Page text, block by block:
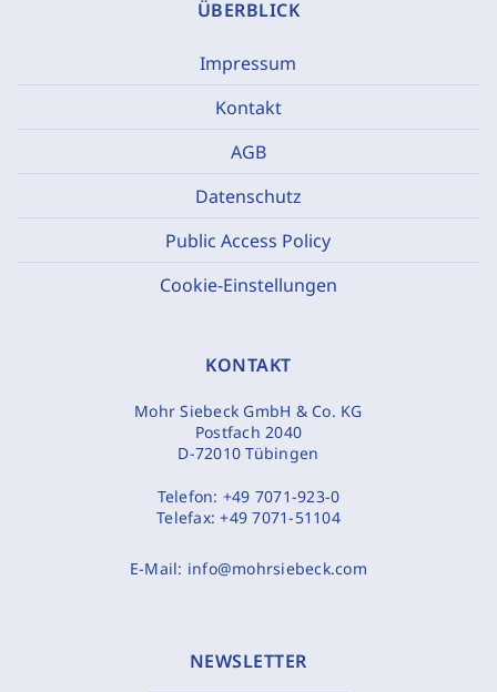
ÜBERBLICK
Impressum
Kontakt
AGB
Datenschutz
Public Access Policy
Cookie-Einstellungen
KONTAKT
Mohr Siebeck GmbH & Co. KG
Postfach 2040
D-72010 Tübingen
Telefon: +49 7071-923-0
Telefax:+49 7071-51104
E-Mail: info@mohrsiebeck.com
NEWSLETTER